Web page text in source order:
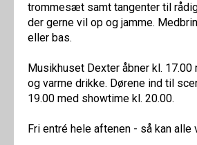
trommesæt samt tangenter til
der gerne vil op og jamme.
eller bas.
Musikhuset Dexter åbner kl.
og varme drikke. Dørene ind til
19.00 med showtime kl. 20.00.
Fri entré hele aftenen - så kan